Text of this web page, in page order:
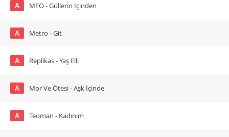
A MFÖ - Güllerin İçinden
A Metro - Git
A Replikas - Yaş Elli
A Mor Ve Ötesi - Aşk İçinde
A Teoman - Kadınım